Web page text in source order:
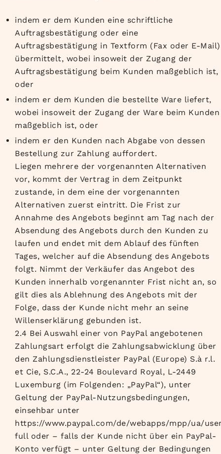
indem er dem Kunden eine schriftliche
Auftragsbestätigung oder eine
Auftragsbestätigung in Textform (Fax oder E-Mail)
übermittelt, wobei insoweit der Zugang der
Auftragsbestätigung beim Kunden maßgeblich ist,
oder
indem er dem Kunden die bestellte Ware liefert,
wobei insoweit der Zugang der Ware beim Kunden
maßgeblich ist, oder
indem er den Kunden nach Abgabe von dessen
Bestellung zur Zahlung auffordert.
Liegen mehrere der vorgenannten Alternativen
vor, kommt der Vertrag in dem Zeitpunkt
zustande, in dem eine der vorgenannten
Alternativen zuerst eintritt. Die Frist zur
Annahme des Angebots beginnt am Tag nach der
Absendung des Angebots durch den Kunden zu
laufen und endet mit dem Ablauf des fünften
Tages, welcher auf die Absendung des Angebots
folgt. Nimmt der Verkäufer das Angebot des
Kunden innerhalb vorgenannter Frist nicht an, so
gilt dies als Ablehnung des Angebots mit der
Folge, dass der Kunde nicht mehr an seine
Willenserklärung gebunden ist.
2.4 Bei Auswahl einer von PayPal angebotenen
Zahlungsart erfolgt die Zahlungsabwicklung über
den Zahlungsdienstleister PayPal (Europe) S.à r.l.
et Cie, S.C.A., 22-24 Boulevard Royal, L-2449
Luxemburg (im Folgenden: „PayPal“), unter
Geltung der PayPal-Nutzungsbedingungen,
einsehbar unter
https://www.paypal.com/de/webapps/mpp/ua/
full oder – falls der Kunde nicht über ein PayPal-
Konto verfügt – unter Geltung der Bedingungen